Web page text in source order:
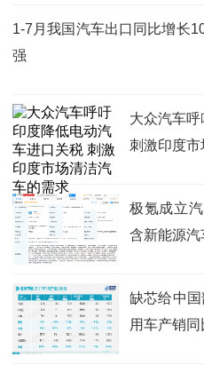
1-7月我国汽车出口同比增长
强
大众汽车
刺激印度
极氪成立
含新能源
缺芯给中
用车产销